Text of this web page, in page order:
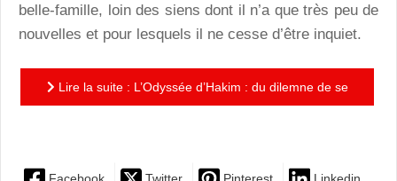
belle-famille, loin des siens dont il n’a que très peu de
nouvelles et pour lesquels il ne cesse d’être inquiet.
Lire la suite : L’Odyssée d’Hakim : du dilemne de se